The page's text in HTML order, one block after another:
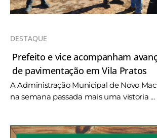
DESTAQUE
Prefeito e vice acompanham
de pavimentação em Vila Pratos
A Administração Municipal de Novo
na semana passada mais uma vistoria ...